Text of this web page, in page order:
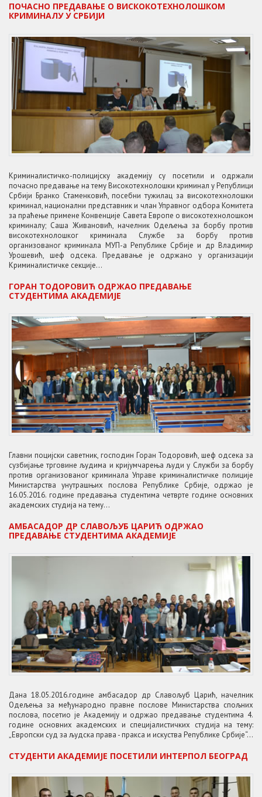
ПОЧАСНО ПРЕДАВАЊЕ О ВИСКОКОТЕХНОЛОШКОМ
КРИМИНАЛУ У СРБИЈИ
Криминалистичко-полицијску академију су посетили и одржали
почасно предавање на тему Високотехнолошки криминал у Републици
Србији Бранко Стаменковић, посебни тужилац за високотехнолошки
криминал, национални представник и члан Управног одбора Комитета
за праћење примене Конвенције Савета Европе о високотехнолошком
криминалу; Саша Живановић, начелник Одељења за борбу против
високотехнолошког криминала Службе за борбу против
организованог криминала МУП-а Републике Србије и др Владимир
Урошевић, шеф одсека. Предавање је одржано у организацији
Криминалистичке секције...
ГОРАН ТОДОРОВИЋ ОДРЖАО ПРЕДАВАЊЕ
СТУДЕНТИМА АКАДЕМИЈЕ
Главни поцијски саветник, господин Горан Тодоровић, шеф одсека за
сузбијање трговине људима и кријумчарења људи у Служби за борбу
против организованог криминала Управе криминалистичке полиције
Министарства унутрашњих послова Републике Србије, одржао је
16.05.2016. године предавања студентима четврте године основних
академских студија на тему...
АМБАСАДОР ДР СЛАВОЉУБ ЦАРИЋ ОДРЖАО
ПРЕДАВАЊЕ СТУДЕНТИМА АКАДЕМИЈЕ
Дана 18.05.2016.године амбасадор др Славољуб Царић, начелник
Одељења за међународно правне послове Министарства спољних
послова, посетио је Академију и одржао предавање студентима 4.
године основних академских и специјалистичких студија на тему:
„Европски суд за људска права - пракса и искуства Републике Србије“...
СТУДЕНТИ АКАДЕМИЈЕ ПОСЕТИЛИ ИНТЕРПОЛ БЕОГРАД